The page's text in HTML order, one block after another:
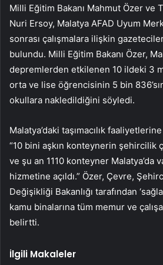
Milli Eğitim Bakanı Mahmut Özer ve
Nuri Ersoy, Malatya AFAD Uyum
sonrası çalışmalara ilişkin
bulundu. Milli Eğitim Bakanı Özer,
depremlerden etkilenen 10 ildeki 3
orta ve lise öğrencisinin 5 bin
okullara nakledildiğini söyledi.
Malatya’daki taşımacılık
“10 bini aşkın konteynerin şehircilik
ve şu an 1110 konteyner Malatya’da
hizmetine açıldı.” Özer, Çevre,
Değişikliği Bakanlığı tarafından
kamu binalarına tüm memur ve
belirtti.
İlgili Makaleler